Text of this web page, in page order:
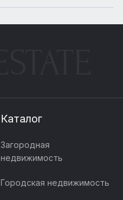
Каталог
Загородная
недвижимость
Городская недвижимость